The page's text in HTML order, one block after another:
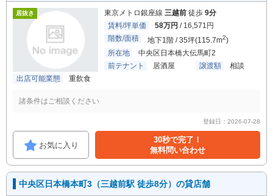
居抜き 東京メトロ銀座線 三越前 徒歩 9分
賃料/坪単価
58万円 / 16,571円
階数/面積
地下1階 / 35坪(115.7m2)
所在地
中央区日本橋大伝馬町2
前テナント
居酒屋 譲渡額
相談
出店可能業態
重飲食
諸条件はご相談ください
登録日：2026-07-28
お気に入り
30秒で完了！
無料問い合わせ
中央区日本橋本町3（三越前駅 徒歩8分）の貸店舗